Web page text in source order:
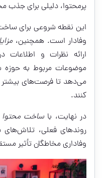
پرمحتوا، دلیلی برای جذب
این نقطه شروعی برای
وفادار است. همچنین،
ارائه نظرات و
موضوعات مربوط به حوزه
می‌دهد تا فرصت‌های بیشتر
کنند.
در نهایت، با ساخت محتوا
روندهای فعلی،
وفاداری مخاطگان تأثیر